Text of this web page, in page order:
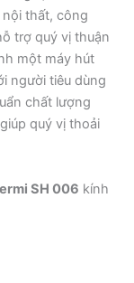
thất, công
trợ quý vị thuận
một máy hút
người tiêu dùng
chất lượng
quý vị thoải
SH 006 kính